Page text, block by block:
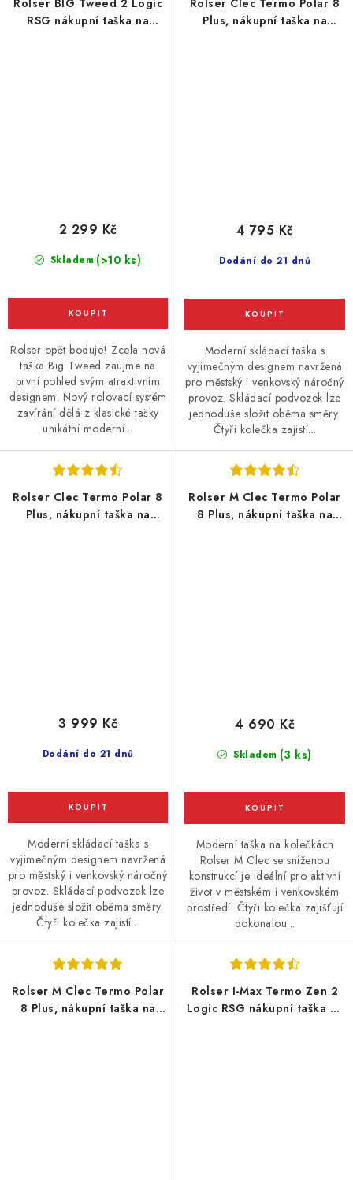
Rolser BIG Tweed 2 Logic
RSG nákupní taška na
Skladem (>10 ks)
2 299 Kč
Rolser opět boduje! Zcela nová
taška Big Tweed zaujme na
první pohled svým atraktivním
designem. Nový rolovací systém
zavírání dělá z klasické tašky
unikátní moderní...
Rolser Clec Termo Polar 8
Plus, nákupní taška na
Dodání do 21 dnů
4 795 Kč
Moderní skládací taška s
vyjimečným designem navržená
pro městský i venkovský náročný
provoz. Skládací podvozek lze
jednoduše složit oběma směry.
Čtyři kolečka zajistí...
Rolser Clec Termo Polar 8
Plus, nákupní taška na
Dodání do 21 dnů
3 999 Kč
Moderní skládací taška s
vyjimečným designem navržená
pro městský i venkovský náročný
provoz. Skládací podvozek lze
jednoduše složit oběma směry.
Čtyři kolečka zajistí...
Rolser M Clec Termo Polar
8 Plus, nákupní taška na
Skladem (3 ks)
4 690 Kč
Moderní taška na kolečkách
Rolser M Clec se sníženou
konstrukcí je ideální pro aktivní
život v městském i venkovském
prostředí. Čtyři kolečka zajišťují
dokonalou...
Rolser M Clec Termo Polar
8 Plus, nákupní taška na
Rolser I-Max Termo Zen 2
Logic RSG nákupní taška na